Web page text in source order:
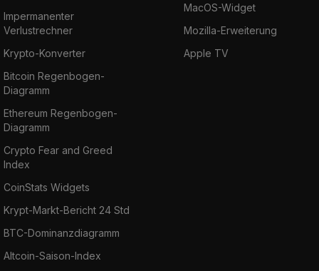
Impermanenter
Verlustrechner
Krypto-Konverter
Bitcoin Regenbogen-
Diagramm
Ethereum Regenbogen-
Diagramm
Crypto Fear and Greed
Index
CoinStats Widgets
Krypt-Markt-Bericht 24 Std
BTC-Dominanzdiagramm
Altcoin-Saison-Index
MacOS-Widget
Mozilla-Erweiterung
Apple TV